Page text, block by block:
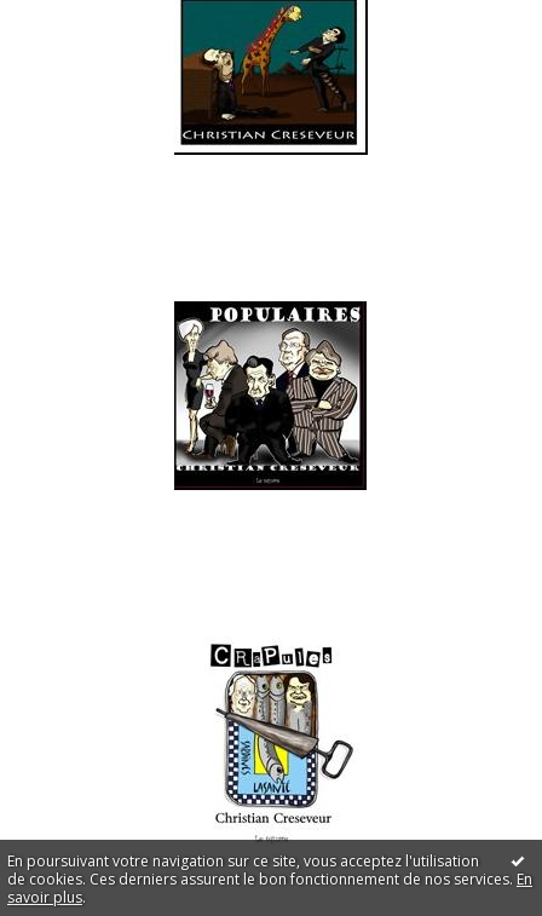
En poursuivant votre navigation sur ce site, vous acceptez l'utilisation
de cookies. Ces derniers assurent le bon fonctionnement de nos services. En
savoir plus.